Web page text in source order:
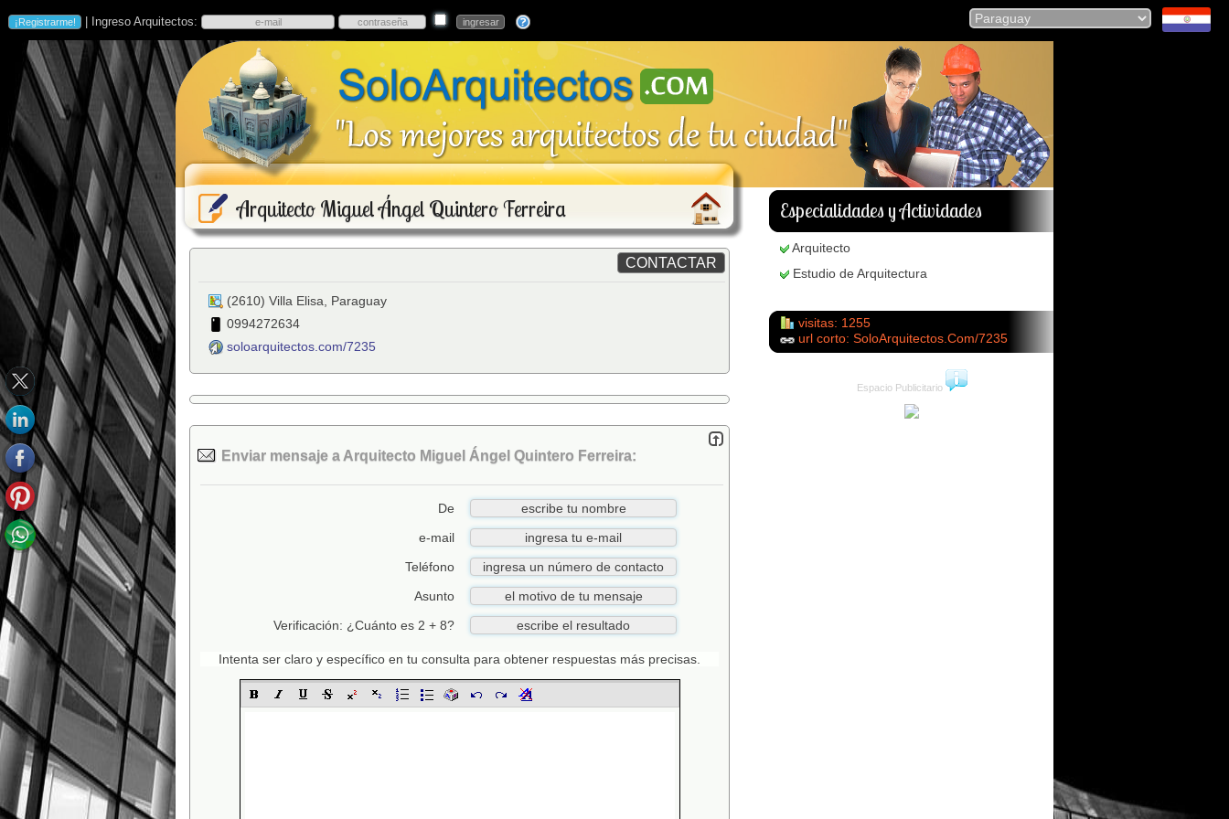
| Ingreso Arquitectos:
Arquitecto Miguel Ángel Quintero Ferreira Especialidades y Actividades
(2610) Villa Elisa
Paraguay
0994272634
soloarquitectos.com/7235
Enviar mensaje a Arquitecto Miguel Ángel Quintero Ferreira:
De
e-mail
Teléfono
Asunto
Verificación: ¿Cuánto es 2 + 8?
Intenta ser claro y específico en tu consulta para obtener respuestas más precisas.
Arquitecto
Estudio de Arquitectura
visitas: 1255
url corto: SoloArquitectos.Com/7235
Espacio Publicitario